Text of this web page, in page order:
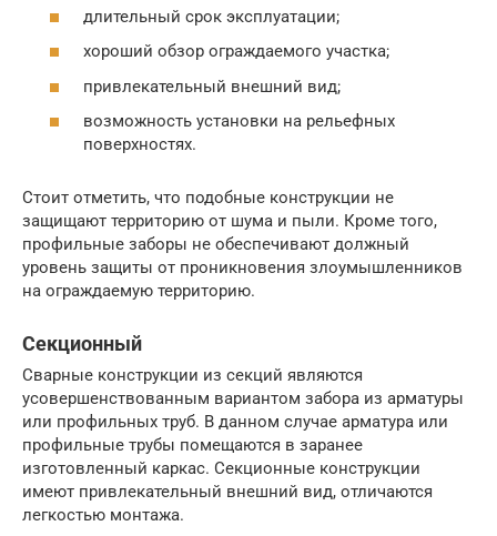
длительный срок эксплуатации;
хороший обзор ограждаемого участка;
привлекательный внешний вид;
возможность установки на рельефных
поверхностях.
Стоит отметить, что подобные конструкции не
защищают территорию от шума и пыли. Кроме того,
профильные заборы не обеспечивают должный
уровень защиты от проникновения злоумышленников
на ограждаемую территорию.
Секционный
Сварные конструкции из секций являются
усовершенствованным вариантом забора из арматуры
или профильных труб. В данном случае арматура или
профильные трубы помещаются в заранее
изготовленный каркас. Секционные конструкции
имеют привлекательный внешний вид, отличаются
легкостью монтажа.